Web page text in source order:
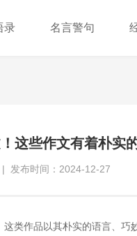
录 名言警句
些作文有着朴实
| 发布时间：2024-12-27
类作品以其朴实的语言、巧